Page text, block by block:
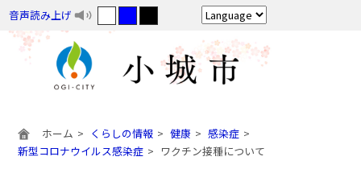
音声読み上げ
ホーム くらしの情報 健康
感染症
新型コロナウイルス感染症
ワクチン接種について